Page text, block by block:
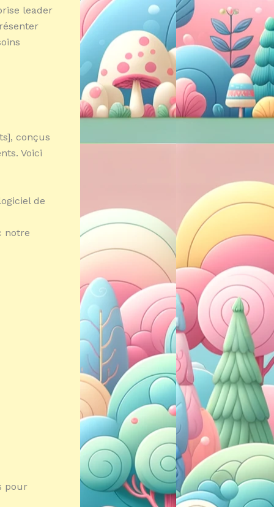
leader
conçus
Voici
de
notre
pour